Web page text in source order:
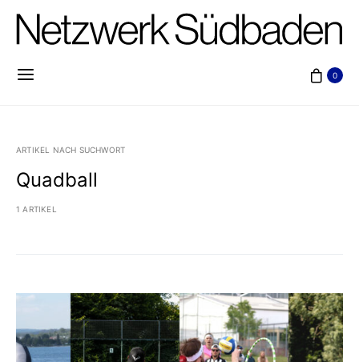
0
ARTIKEL NACH SUCHWORT
Quadball
1 ARTIKEL